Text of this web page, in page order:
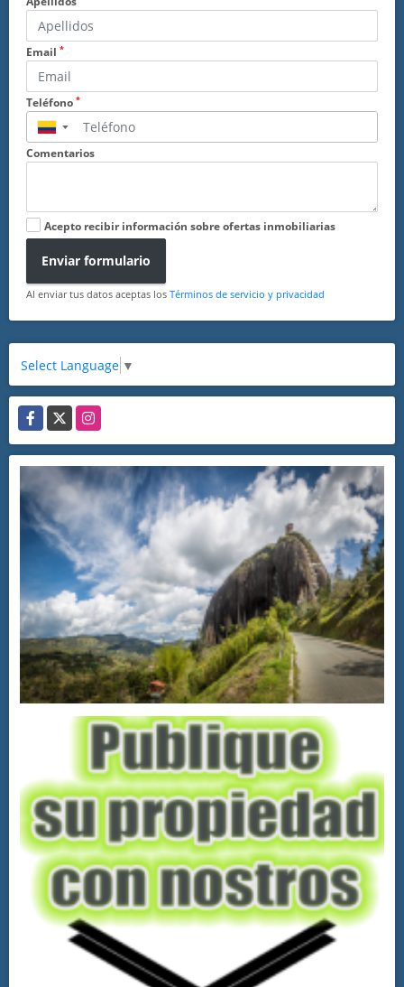
Email *
Teléfono *
▼
Comentarios
Acepto recibir información sobre ofertas inmobiliarias
Enviar formulario
Al enviar tus datos aceptas los Términos de servicio y privacidad
Select Language ▼
Facebook
X Instagram